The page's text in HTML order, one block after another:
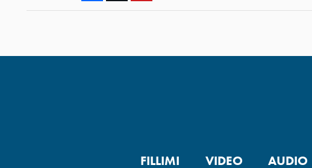
FILLIMI VIDEO AUDIO